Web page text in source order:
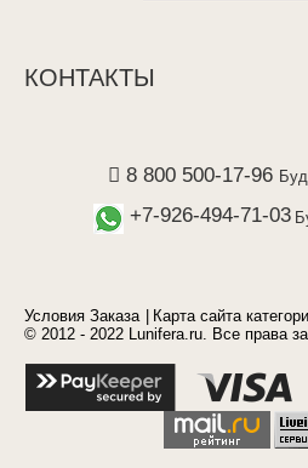
КОНТАКТЫ
8 800 500-17-96
+7-926-494-71-03
Условия Заказа Карта сайта
© 2012 - 2022 Lunifera.ru. Все права